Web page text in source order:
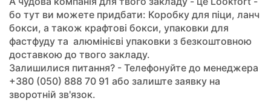
бо тут ви можете придбати: Коробку для піци, ланч
бокси, а також крафтові бокси, упаковки для
фастфуду та алюмінієві упаковки з безкоштовною
доставкою до твого закладу.
Залишилися питання? - Телефонуйте до менеджера
+380 (050) 888 70 91 або залиште заявку на
зворотній зв'язок.